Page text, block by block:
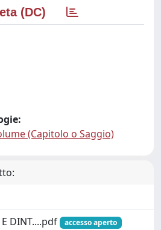
(DC)
(Capitolo o Saggio)
E DINT....pdf
accesso aperto